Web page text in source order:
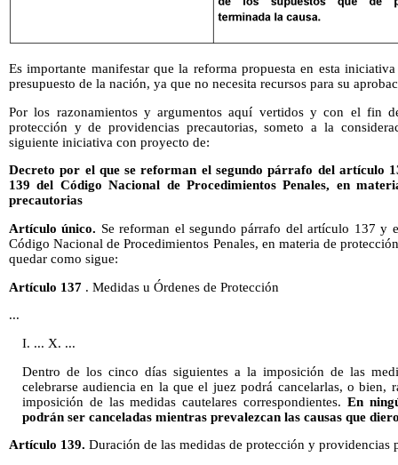
Es importante manifestar que la reforma propuesta en esta
presupuesto de la nación, ya que no necesita recursos para su
Por los razonamientos y argumentos aquí vertidos y con el fin
protección y de providencias precautorias, someto a la
siguiente iniciativa con proyecto de:
Decreto por el que se reforman el segundo párrafo del artículo
139 del Código Nacional de Procedimientos Penales, en
precautorias
Artículo único. Se reforman el segundo párrafo del artículo 137 y
Código Nacional de Procedimientos Penales, en materia de
quedar como sigue:
Artículo 137 . Medidas u Órdenes de Protección
...
I. ... X. ...
Dentro de los cinco días siguientes a la imposición de las
celebrarse audiencia en la que el juez podrá cancelarlas, o bien,
imposición de las medidas cautelares correspondientes.En
podrán ser canceladas mientras prevalezcan las causas que
Artículo 139. Duración de las medidas de protección y providencias